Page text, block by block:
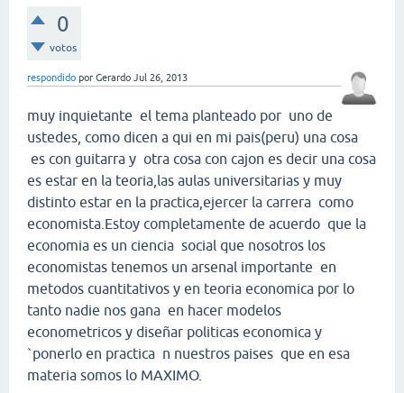
0
votos
respondido por Gerardo Jul 26, 2013
muy inquietante el tema planteado por uno de
ustedes, como dicen a qui en mi pais(peru) una cosa
es con guitarra y otra cosa con cajon es decir una cosa
es estar en la teoria,las aulas universitarias y muy
distinto estar en la practica,ejercer la carrera como
economista.Estoy completamente de acuerdo que la
economia es un ciencia social que nosotros los
economistas tenemos un arsenal importante en
metodos cuantitativos y en teoria economica por lo
tanto nadie nos gana en hacer modelos
econometricos y diseñar politicas economica y
`ponerlo en practica n nuestros paises que en esa
materia somos lo MAXIMO.